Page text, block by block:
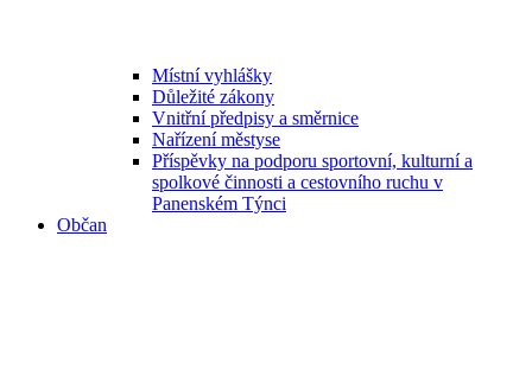
Místní vyhlášky
Důležité zákony
Vnitřní předpisy a směrnice
Nařízení městyse
Příspěvky na podporu sportovní, kulturní a
spolkové činnosti a cestovního ruchu v
Panenském Týnci
Občan